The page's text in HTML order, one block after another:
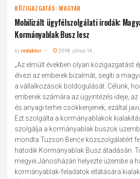
KÖZIGAZGATÁS: MAGYAR
Mobilizált ügyfélszolgálati irodák:
Kormányablak Busz lesz
byredaktor 2018. július 14.
„Az elmúlt években olyan közigazgatást
élvezi az emberek bizalmát, segíti a
a vállalkozások boldogulását. Célunk,
emberek számára az ügyintézés ideje,
és anyagi terhei csökkenjenek, ezáltal
Ezt szolgálta a kormányablakok
szolgálja a kormányablak buszok
mondta Tuzson Bence közszolgálatért
hatodik Kormányablak Busz átadásán.
megyei Jánosházán helyezte üzembe a
kormányablak-feladatok ellátására